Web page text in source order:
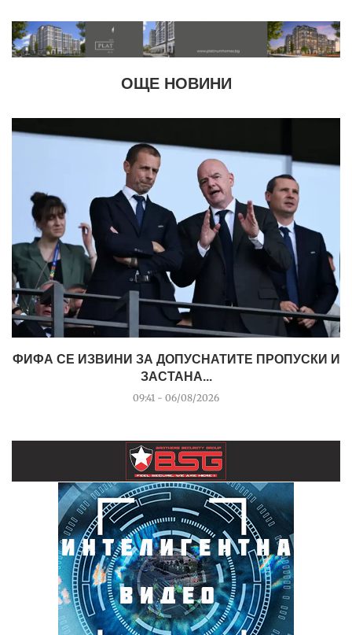
ОЩЕ НОВИНИ
ФИФА СЕ ИЗВИНИ ЗА ДОПУСНАТИТЕ ПРОПУСКИ И
ЗАСТАНА...
09:41 - 06/08/2026